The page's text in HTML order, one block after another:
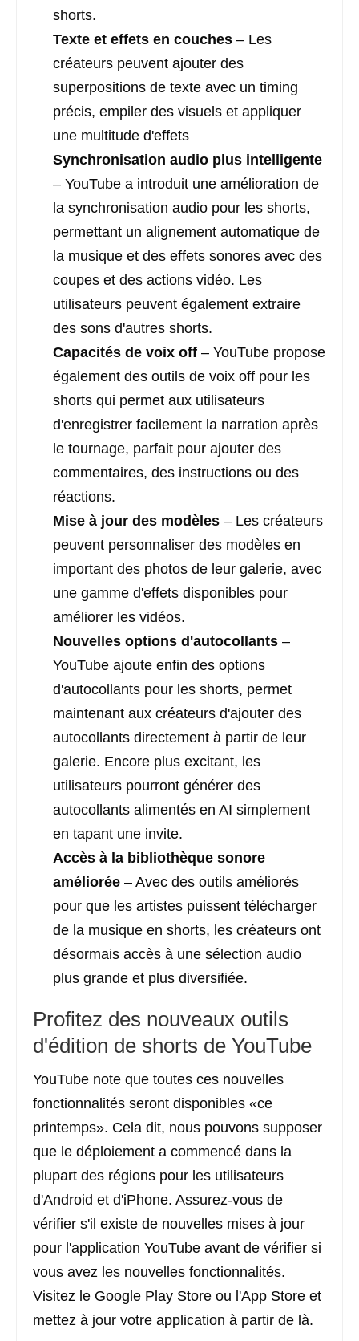
shorts.
Texte et effets en couches – Les
créateurs peuvent ajouter des
superpositions de texte avec un timing
précis, empiler des visuels et appliquer
une multitude d'effets
Synchronisation audio plus intelligente
– YouTube a introduit une amélioration de
la synchronisation audio pour les shorts,
permettant un alignement automatique de
la musique et des effets sonores avec des
coupes et des actions vidéo. Les
utilisateurs peuvent également extraire
des sons d'autres shorts.
Capacités de voix off – YouTube propose
également des outils de voix off pour les
shorts qui permet aux utilisateurs
d'enregistrer facilement la narration après
le tournage, parfait pour ajouter des
commentaires, des instructions ou des
réactions.
Mise à jour des modèles – Les créateurs
peuvent personnaliser des modèles en
important des photos de leur galerie, avec
une gamme d'effets disponibles pour
améliorer les vidéos.
Nouvelles options d'autocollants –
YouTube ajoute enfin des options
d'autocollants pour les shorts, permet
maintenant aux créateurs d'ajouter des
autocollants directement à partir de leur
galerie. Encore plus excitant, les
utilisateurs pourront générer des
autocollants alimentés en AI simplement
en tapant une invite.
Accès à la bibliothèque sonore
améliorée – Avec des outils améliorés
pour que les artistes puissent télécharger
de la musique en shorts, les créateurs ont
désormais accès à une sélection audio
plus grande et plus diversifiée.
Profitez des nouveaux outils
d'édition de shorts de YouTube
YouTube note que toutes ces nouvelles
fonctionnalités seront disponibles «ce
printemps». Cela dit, nous pouvons supposer
que le déploiement a commencé dans la
plupart des régions pour les utilisateurs
d'Android et d'iPhone. Assurez-vous de
vérifier s'il existe de nouvelles mises à jour
pour l'application YouTube avant de vérifier si
vous avez les nouvelles fonctionnalités.
Visitez le Google Play Store ou l'App Store et
mettez à jour votre application à partir de là.